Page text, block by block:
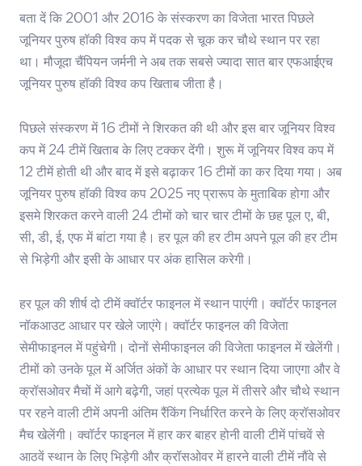
बता दें कि 2001 और 2016 के संस्करण का विजेता भारत पिछले
जूनियर पुरुष हॉकी विश्व कप में पदक से चूक कर चौथे स्थान पर रहा
था। मौजूदा चैंपियन जर्मनी ने अब तक सबसे ज्यादा सात बार एफआईएच
जूनियर पुरुष हॉकी विश्व कप खिताब जीता है।
पिछले संस्करण में 16 टीमों ने शिरकत की थी और इस बार जूनियर विश्व
कप में 24 टीमें खिताब के लिए टक्कर देंगी। शुरू में जूनियर विश्व कप में
12 टीमें होती थी और बाद में इसे बढ़ाकर 16 टीमों का कर दिया गया। अब
जूनियर पुरुष हॉकी विश्व कप 2025 नए प्रारूप के मुताबिक होगा और
इसमे शिरकत करने वाली 24 टीमों को चार चार टीमों के छह पूल ए, बी,
सी, डी, ई, एफ में बांटा गया है। हर पूल की हर टीम अपने पूल की हर टीम
से भिड़ेगी और इसी के आधार पर अंक हासिल करेगी।
हर पूल की शीर्ष दो टीमें क्वॉर्टर फाइनल में स्थान पाएंगी। क्वॉर्टर फाइनल
नॉकआउट आधार पर खेले जाएंगे। क्वॉर्टर फाइनल की विजेता
सेमीफाइनल में पहुंचेगी। दोनों सेमीफाइनल की विजेता फाइनल में खेलेंगी।
टीमों को उनके पूल में अर्जित अंकों के आधार पर स्थान दिया जाएगा और वे
क्रॉसओवर मैचों में आगे बढ़ेगी, जहां प्रत्येक पूल में तीसरे और चौथे स्थान
पर रहने वाली टीमें अपनी अंतिम रैंकिंग निर्धारित करने के लिए क्रॉसओवर
मैच खेलेंगी। क्वॉर्टर फाइनल में हार कर बाहर होनी वाली टीमें पांचवें से
आठवें स्थान के लिए भिड़ेगी और क्रॉसओवर में हारने वाली टीमें नौंवे से